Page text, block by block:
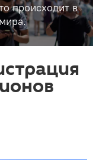
происходит в